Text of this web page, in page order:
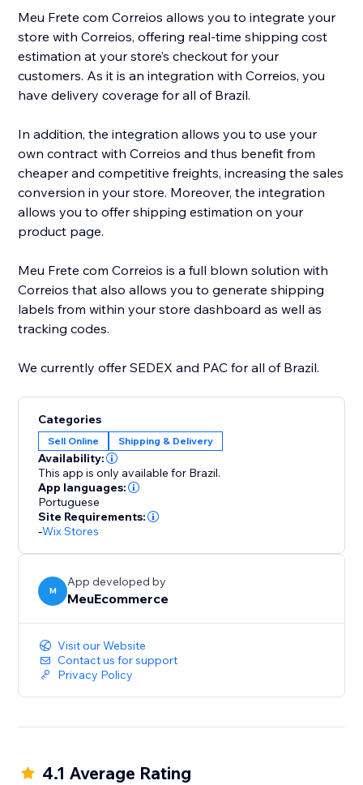
Meu Frete com Correios allows you to integrate your
store with Correios, offering real-time shipping cost
estimation at your store’s checkout for your
customers. As it is an integration with Correios, you
have delivery coverage for all of Brazil.
In addition, the integration allows you to use your
own contract with Correios and thus benefit from
cheaper and competitive freights, increasing the sales
conversion in your store. Moreover, the integration
allows you to offer shipping estimation on your
product page.
Meu Frete com Correios is a full blown solution with
Correios that also allows you to generate shipping
labels from within your store dashboard as well as
tracking codes.
We currently offer SEDEX and PAC for all of Brazil.
Categories
Sell Online Shipping & Delivery
Availability:
This app is only available for Brazil.
App languages:
Portuguese
Site Requirements:
-Wix Stores
M
App developed by
MeuEcommerce
Visit our Website
Contact us for support
Privacy Policy
4.1 Average Rating